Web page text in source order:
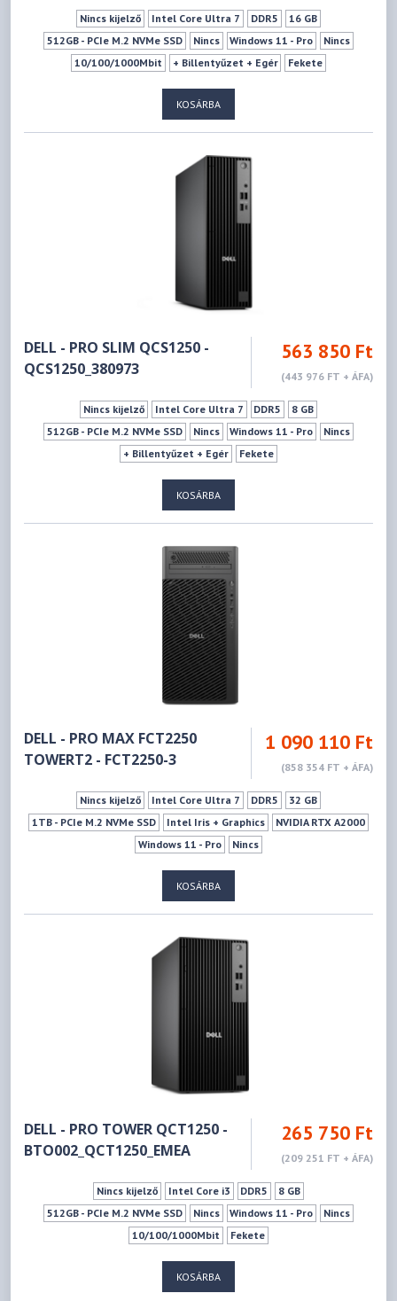
Nincs kijelző Intel Core Ultra 7 DDR5
16 GB
512GB - PCIe M.2 NVMe SSD
Nincs Windows 11 - Pro
Nincs
10/100/1000Mbit
+ Billentyűzet + Egér Fekete
KOSÁRBA
DELL - PRO SLIM QCS1250 -
QCS1250_380973
563 850 Ft
(443 976 FT + ÁFA)
Nincs kijelző Intel Core Ultra 7 DDR5
8 GB
512GB - PCIe M.2 NVMe SSD
Nincs Windows 11 - Pro
Nincs
+ Billentyűzet + Egér
Fekete
KOSÁRBA
DELL - PRO MAX FCT2250
TOWERT2 - FCT2250-3
1 090 110 Ft
(858 354 FT + ÁFA)
Nincs kijelző Intel Core Ultra 7 DDR5
32 GB
1TB - PCIe M.2 NVMe SSD
Intel Iris + Graphics
NVIDIA RTX A2000
Windows 11 - Pro
Nincs
KOSÁRBA
DELL - PRO TOWER QCT1250 -
BTO002_QCT1250_EMEA
265 750 Ft
(209 251 FT + ÁFA)
Nincs kijelző Intel Core i3 DDR5
8 GB
512GB - PCIe M.2 NVMe SSD
Nincs Windows 11 - Pro
Nincs
10/100/1000Mbit
Fekete
KOSÁRBA